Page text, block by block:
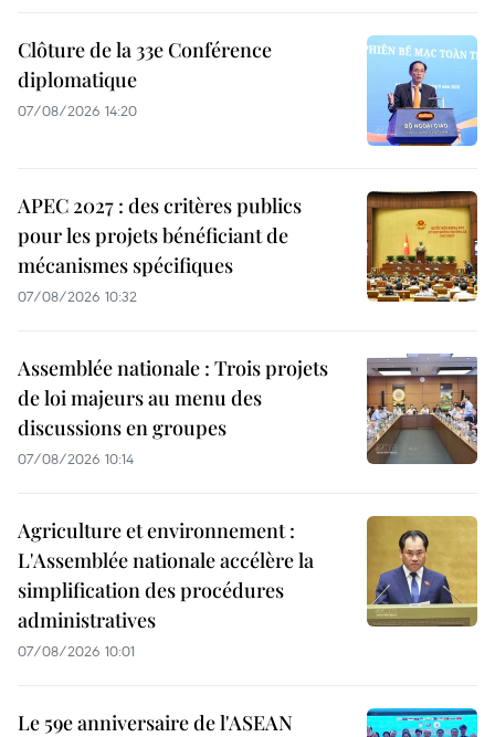
Clôture de la 33e Conférence
diplomatique
07/08/2026 14:20
APEC 2027 : des critères publics
pour les projets bénéficiant de
mécanismes spécifiques
07/08/2026 10:32
Assemblée nationale : Trois projets
de loi majeurs au menu des
discussions en groupes
07/08/2026 10:14
Agriculture et environnement :
L'Assemblée nationale accélère la
simplification des procédures
administratives
07/08/2026 10:01
Le 59e anniversaire de l'ASEAN